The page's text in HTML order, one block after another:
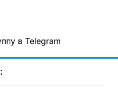
в Telegram